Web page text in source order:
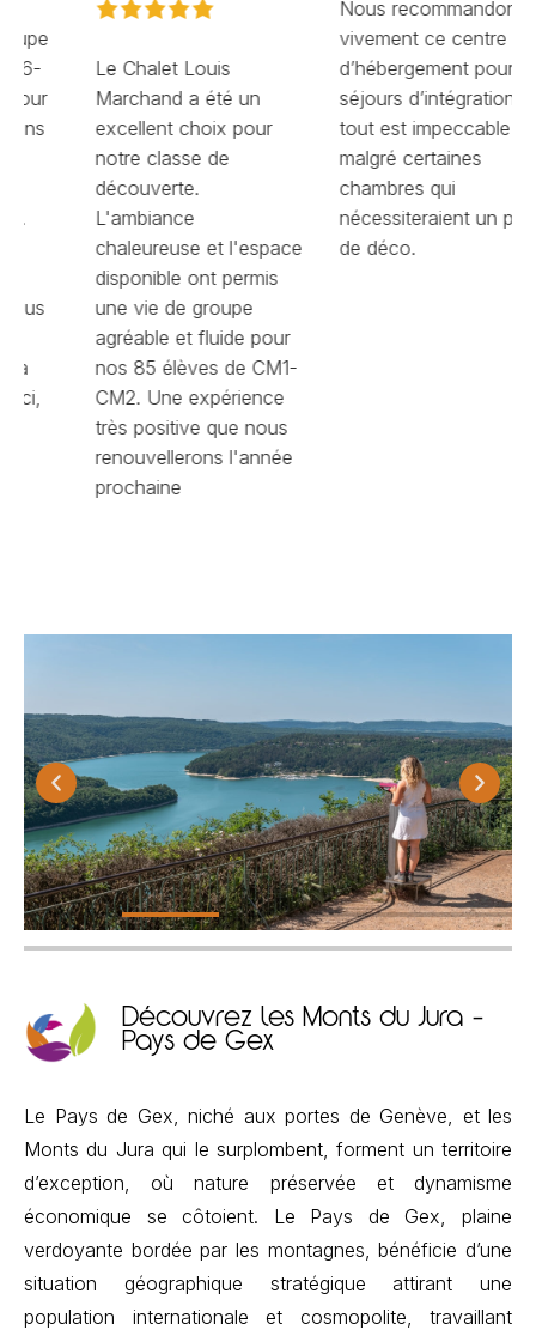
Le Chalet Louis
Marchand a été un
excellent choix pour
notre classe de
découverte.
L'ambiance
chaleureuse et l'espace
disponible ont permis
une vie de groupe
agréable et fluide pour
nos 85 élèves de CM1-
CM2. Une expérience
très positive que nous
renouvellerons l'année
prochaine
Nous recommandons
vivement ce centre
d’hébergement pour les
séjours d’intégration :
tout est impeccable
malgré certaines
chambres qui
nécessiteraient un peu
de déco.
Découvrez les Monts du Jura -
Pays de Gex
Le Pays de Gex, niché aux portes de Genève, et les
Monts du Jura qui le surplombent, forment un territoire
d’exception, où nature préservée et dynamisme
économique se côtoient. Le Pays de Gex, plaine
verdoyante bordée par les montagnes, bénéficie d’une
situation géographique stratégique attirant une
population internationale et cosmopolite, travaillant